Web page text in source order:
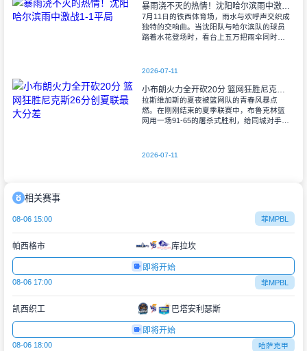
暴雨浇不灭的热情！沈阳哈尔滨雨中激战1-1平局
7月11日的铁西体育场，雨水与欢呼声交织成
独特的交响曲。当沈阳队与哈尔滨队的球员
踏着水花登场时，看台上五万把雨伞同时收
2026-07-11
小布朗火力全开砍20分 篮网狂胜尼克斯26分创夏联最大分差
拉斯维加斯的夏夜被篮网队的青春风暴点
燃。在刚刚结束的夏季联赛中，布鲁克林篮
网用一场91-65的屠杀式胜利，给同城对手尼
2026-07-11
相关赛事
08-06 15:00 菲MPBL
帕西格市 库拉坎
即将开始
08-06 17:00 菲MPBL
凯西织工 巴塔安利瑟斯
即将开始
08-06 18:00 哈萨克甲